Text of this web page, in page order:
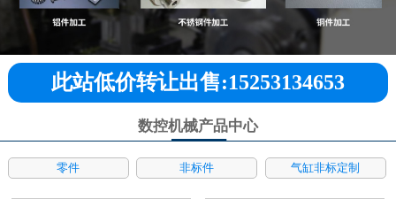
此站低价转让出售:15253134653
数控机械产品中心
零件 非标件 气缸非标定制